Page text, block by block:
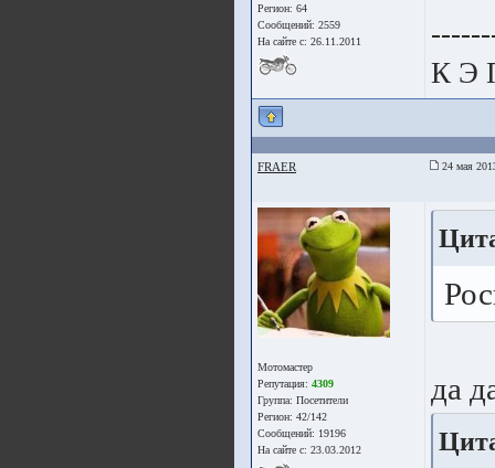
Регион: 64
Сообщений: 2559
На сайте с: 26.11.2011
К Э
FRAER 24 мая
Мотомастер
Репутация: 4309
Группа: Посетители
Регион: 42/142
Сообщений: 19196
На сайте с: 23.03.2012
да